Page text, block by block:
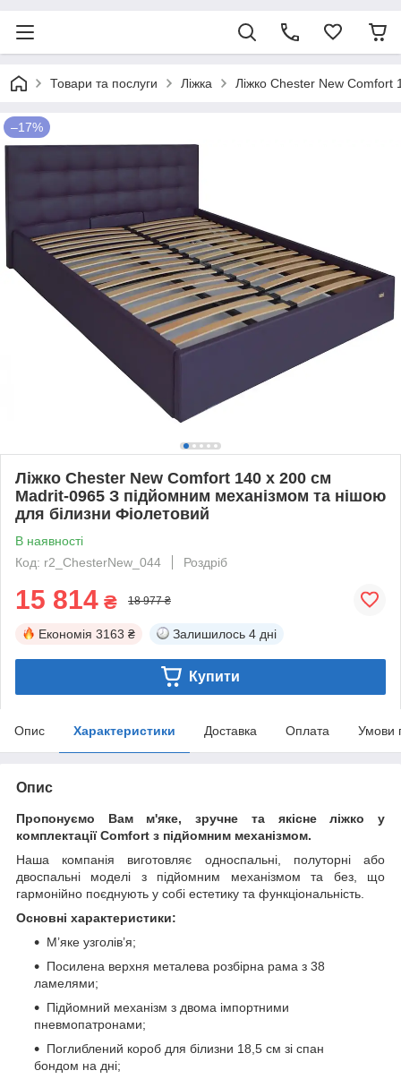
Товари та послуги Ліжка Ліжко Chester New Comfort
–17%
Ліжко Chester New Comfort 140 х 200 см
Madrit-0965 З підйомним механізмом та нішою
для білизни Фіолетовий
В наявності
Код: r2_ChesterNew_044
Роздріб
15 814 ₴ 18 977 ₴
Економія 3163 ₴ Залишилось 4 дні
Купити
Опис Характеристики Доставка Оплата Умови
Опис
Пропонуємо Вам м'яке, зручне та якiсне ліжко у
комплектації Comfort з підйомним механізмом.
Наша компанія виготовляє односпальні, полуторні або
двоспальні моделі з підйомним механізмом та без, що
гармонійно поєднують у собі естетику та функціональність.
Основні характеристики:
М’яке узголів’я;
Посилена верхня металева розбірна рама з 38
ламелями;
Підйомний механізм з двома імпортними
пневмопатронами;
Поглиблений короб для білизни 18,5 см зі спан
бондом на дні;